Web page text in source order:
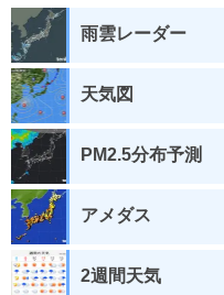
雨雲レーダー
天気図
PM2.5分布予測
アメダス
2週間天気